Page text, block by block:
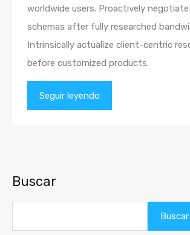
worldwide users. Proactively
schemas after fully researched
Intrinsically actualize client-centric
before customized products.
Seguir leyendo
Buscar
Buscar